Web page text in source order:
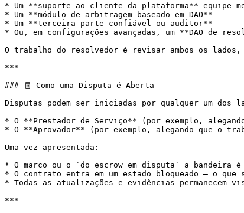
* Um **suporte ao cliente da plataforma** equipe
* Um **módulo de arbitragem baseado em DAO**
* Um **terceira parte confiável ou auditor**
* Ou, em configurações avançadas, um **DAO de
O trabalho do resolvedor é revisar ambos os
***
### 🧾 Como uma Disputa é Aberta
Disputas podem ser iniciadas por qualquer um dos
* O **Prestador de Serviço** (por exemplo,
* O **Aprovador** (por exemplo, alegando que o
Uma vez apresentada:
* O marco ou o `do escrow em disputa` a bandeira
* O contrato entra em um estado bloqueado — o
* Todas as atualizações e evidências permanecem
***